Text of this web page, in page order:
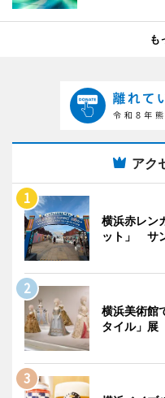
も
アク
横浜赤レン
ット」 サ
横浜美術館
タイル」